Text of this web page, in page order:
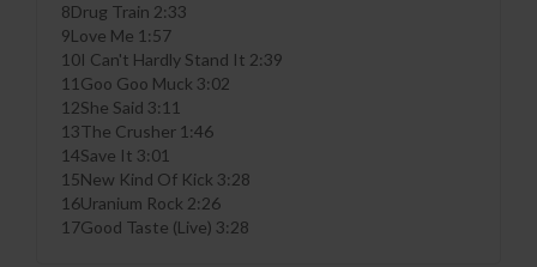
8Drug Train 2:33
9Love Me 1:57
10I Can't Hardly Stand It 2:39
11Goo Goo Muck 3:02
12She Said 3:11
13The Crusher 1:46
14Save It 3:01
15New Kind Of Kick 3:28
16Uranium Rock 2:26
17Good Taste (Live) 3:28